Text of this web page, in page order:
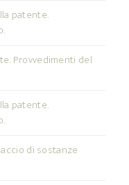
patente.
Provvedimenti del
patente.
di sostanze